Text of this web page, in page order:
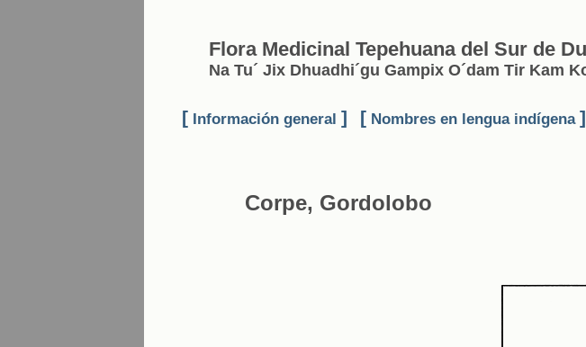
Flora Medicinal Tepehuana del Sur de
Na Tu´ Jix Dhuadhi´gu Gampix O´dam Tir Kam
[ Información general ] [ Nombres en lengua indígena ]
Corpe, Gordolobo